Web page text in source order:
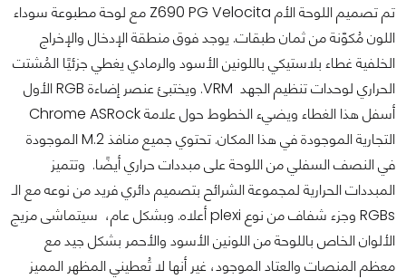
تم تصميم اللوحة الأم Z690 PG Velocita مع لوحة مطبوعة سوداء
اللون مُكوّنة من ثمان طبقات. يوجد فوق منطقة الإدخال والإخراج
الخلفية غطاء بلاستيكي باللونين الأسود والرمادي يغطي جزئيًا المُشتت
الحراري لوحدات تنظيم الجهد VRM. ويختبئ عنصر إضاءة RGB الأول
أسفل هذا الغطاء ويضيء الخطوط حول علامة Chrome ASRock
التجارية الموجودة في هذا المكان. تحتوي جميع منافذ M.2 الموجودة
في النصف السفلي من اللوحة على مبددات حراري أيضًا. وتتميز
المبددات الحرارية لمجموعة الشرائح بتصميم دائري فريد من نوعه مع الـ
RGBs وجزء شفاف من نوع plexi أعلاه. وبشكل عام، سيتماشى مزيج
الألوان الخاص باللوحة من اللونين الأسود والأحمر بشكل جيد مع
معظم المنصات والعتاد الموجود، غير أنها لا تُعطيني المظهر المميز